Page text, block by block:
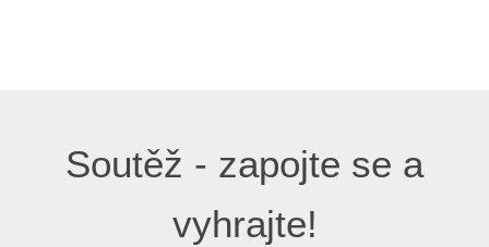
Soutěž - zapojte se a
vyhrajte!